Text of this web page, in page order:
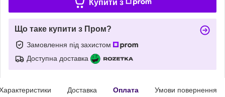
Купити з
Що таке купити з Пром?
Замовлення під захистом
Доступна доставка
Доставка Оплата Умови повернення